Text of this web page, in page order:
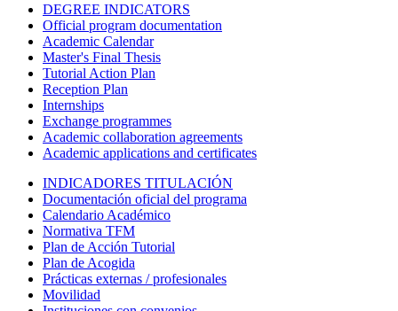
DEGREE INDICATORS
Official program documentation
Academic Calendar
Master's Final Thesis
Tutorial Action Plan
Reception Plan
Internships
Exchange programmes
Academic collaboration agreements
Academic applications and certificates
INDICADORES TITULACIÓN
Documentación oficial del programa
Calendario Académico
Normativa TFM
Plan de Acción Tutorial
Plan de Acogida
Prácticas externas / profesionales
Movilidad